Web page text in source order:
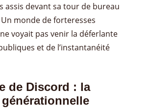
assis devant sa tour de bureau
monde de forteresses
voyait pas venir la déferlante
et de l’instantanéité
de Discord : la